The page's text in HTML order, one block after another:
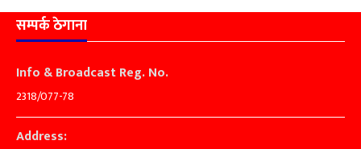
सम्पर्क ठेगाना
Info & Broadcast Reg. No.
2318/077-78
Address: